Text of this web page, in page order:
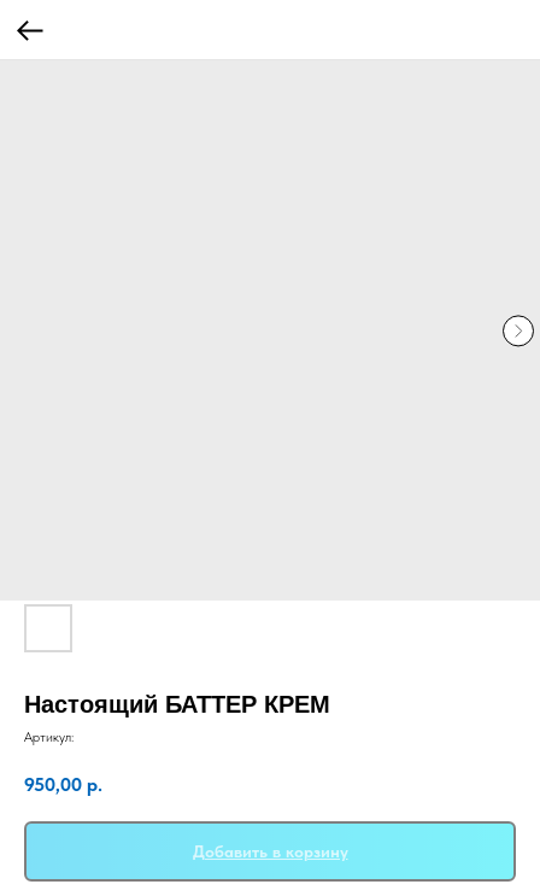
Настоящий БАТТЕР КРЕМ
Артикул:
950,00 р.
Добавить в корзину